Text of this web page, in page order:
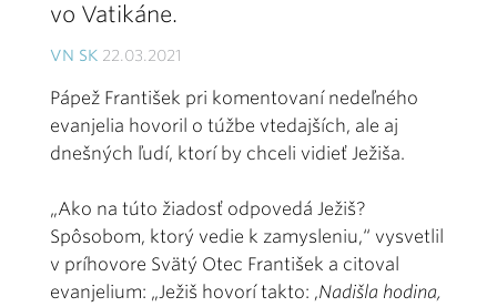
vo Vatikáne.
VN SK 22.03.2021
Pápež František pri komentovaní nedeľ­ného
evanjelia hovoril o túžbe vtedajších, ale aj
dnešných ľudí, ktorí by chceli vidieť Ježiša.
„Ako na túto žiadosť odpovedá Ježiš?
Spôsobom, ktorý vedie k zamysleniu,“ vysvetlil
v príhovore Svätý Otec František a citoval
evanjelium: „Ježiš hovorí takto: ,Nadišla hodina,